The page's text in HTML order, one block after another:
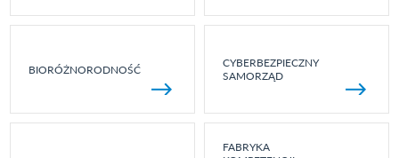
BIORÓŻNORODNOŚĆ
CYBERBEZPIECZNY
SAMORZĄD
FABRYKA